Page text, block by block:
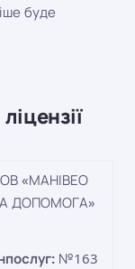
буде
«МАНІВЕО
ДОПОМОГА»
№163